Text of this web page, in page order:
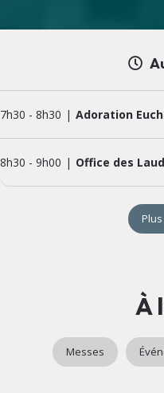
7h30 - 8h30 Adoration
8h30 - 9h00 Office des
À
Messes